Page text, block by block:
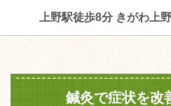
上野駅徒歩8分 きがわ上
鍼灸で症状を改